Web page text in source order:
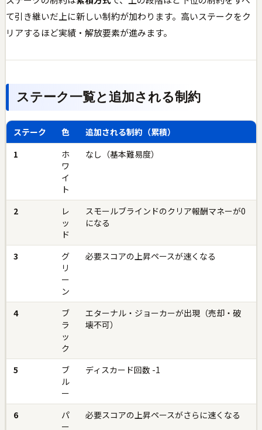
て引き継いだ上に新しい制約が加わります。高いステークをク
リアするほど実績・解放要素が進みます。
ステーク一覧と追加される制約
ステーク 色
追加される制約（累積）
1
ホ
ワ
イ
ト
なし（基本難易度）
2
レ
ッ
ド
スモールブラインドのクリア報酬マネーが0
になる
3
グ
リ
ー
ン
必要スコアの上昇ペースが速くなる
4
ブ
ラ
ッ
ク
エターナル・ジョーカーが出現（売却・破
壊不可）
5
ブ
ル
ー
ディスカード回数 -1
6
パ
ー
必要スコアの上昇ペースがさらに速くなる